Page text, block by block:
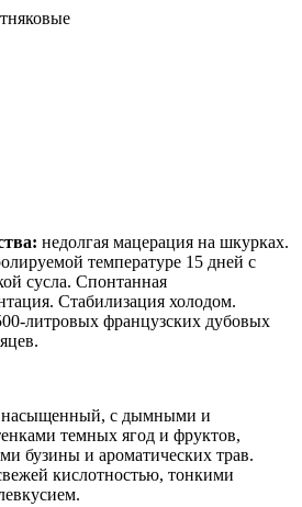
недолгая мацерация на шкурках.
температуре 15 дней с
сусла. Спонтанная
Стабилизация холодом.
литровых французских дубовых
насыщенный, с дымными и
темных ягод и фруктов,
бузины и ароматических трав.
кислотностью, тонкими